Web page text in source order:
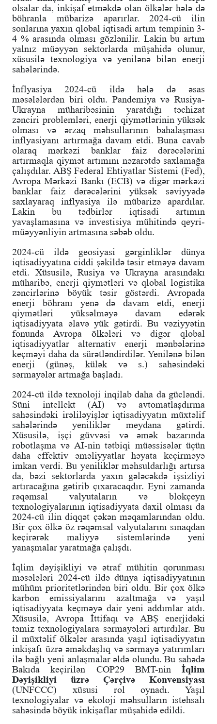
olsalar da, inkişaf etməkdə olan ölkələr hələ də
böhranla mübarizə aparırlar. 2024-cü ilin
sonlarına yaxın qlobal iqtisadi artım tempinin 3-
4 % arasında olması gözlənilir. Lakin bu artım
yalnız müəyyən sektorlarda müşahidə olunur,
xüsusilə texnologiya və yenilənə bilən enerji
sahələrində.
İnflyasiya 2024-cü ildə hələ də əsas
məsələlərdən biri oldu. Pandemiya və Rusiya-
Ukrayna müharibəsinin yaratdığı təchizat
zənciri problemləri, enerji qiymətlərinin yüksək
olması və ərzaq məhsullarının bahalaşması
inflyasiyanı artırmağa davam etdi. Buna cavab
olaraq mərkəzi banklar faiz dərəcələrini
artırmaqla qiymət artımını nəzarətdə saxlamağa
çalışdılar. ABŞ Federal Ehtiyatlar Sistemi (Fed),
Avropa Mərkəzi Bankı (ECB) və digər mərkəzi
banklar faiz dərəcələrini yüksək səviyyədə
saxlayaraq inflyasiya ilə mübarizə apardılar.
Lakin bu tədbirlər iqtisadi artımın
yavaşlamasına və investisiya mühitində qeyri-
müəyyənliyin artmasına səbəb oldu.
2024-cü ildə geosiyasi gərginliklər dünya
iqtisadiyyatına ciddi şəkildə təsir etməyə davam
etdi. Xüsusilə, Rusiya və Ukrayna arasındakı
müharibə, enerji qiymətləri və qlobal logistika
zəncirlərinə böyük təsir göstərdi. Avropada
enerji böhranı yenə də davam etdi, enerji
qiymətləri yüksəlməyə davam edərək
iqtisadiyyata əlavə yük gətirdi. Bu vəziyyətin
fonunda Avropa ölkələri və digər qlobal
iqtisadiyyatlar alternativ enerji mənbələrinə
keçməyi daha da sürətləndirdilər. Yenilənə bilən
enerji (günəş, külək və s.) sahəsindəki
sərmayələr artmağa başladı.
2024-cü ildə texnoloji inqilab daha da gücləndi.
Süni intellekt (AI) və avtomatlaşdırma
sahəsindəki irəliləyişlər iqtisadiyyatın müxtəlif
sahələrində yeniliklər meydana gətirdi.
Xüsusilə, işçi güvvəsi və əmək bazarında
robotlaşma və AI-nin tətbiqi müəssisələr üçün
daha effektiv əməliyyatlar həyata keçirməyə
imkan verdi. Bu yeniliklər məhsuldarlığı artırsa
da, bəzi sektorlarda yaxın gələcəkdə işsizliyi
artıracağına gətirib çıxaracaqdır. Eyni zamanda
rəqəmsal valyutaların və blokçeyn
texnologiyalarının iqtisadiyyata daxil olması da
2024-cü ilin diqqət çəkən məqamlarından oldu.
Bir çox ölkə öz rəqəmsal valyutalarını sınaqdan
keçirərək maliyyə sistemlərində yeni
yanaşmalar yaratmağa çalışdı.
İqlim dəyişikliyi və ətraf mühitin qorunması
məsələləri 2024-cü ildə dünya iqtisadiyyatının
mühüm prioritetlərindən biri oldu. Bir çox ölkə
karbon emissiyalarını azaltmağa və yaşıl
iqtisadiyyata keçməyə dair yeni addımlar atdı.
Xüsusilə, Avropa İttifaqı və ABŞ enerjidəki
təmiz texnologiyalara sərmayələri artırdılar. Bu
il müxtəlif ölkələr arasında yaşıl iqtisadiyyatın
inkişafı üzrə əməkdaşlıq və sərmayə yatırımları
ilə bağlı yeni anlaşmalar əldə olundu. Bu sahədə
Bakıda keçirilən COP29 BMT-nin İqlim
Dəyişikliyi üzrə Çərçivə Konvensiyası
(UNFCCC) xüsusi rol oynadı. Yaşıl
texnologiyalar və ekoloji məhsulların istehsalı
sahəsində böyük inkişaflar müşahidə edildi.